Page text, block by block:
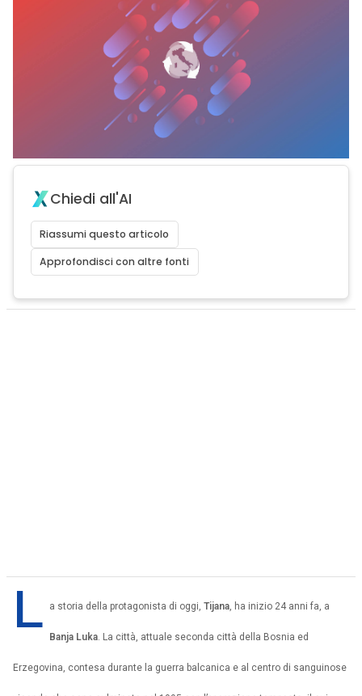
Chiedi all'AI
Riassumi questo articolo
Approfondisci con altre fonti
L a storia della protagonista di oggi, Tijana, ha inizio 24 anni fa, a
Banja Luka. La città, attuale seconda città della Bosnia ed
Erzegovina, contesa durante la guerra balcanica e al centro di sanguinose